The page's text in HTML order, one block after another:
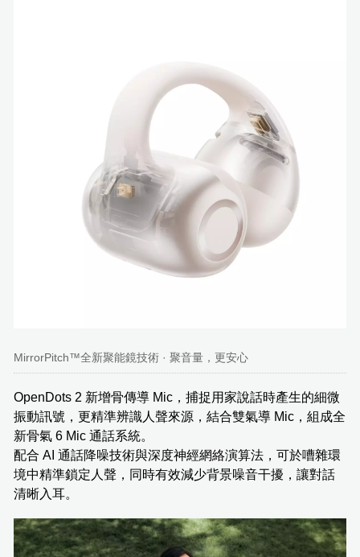
MirrorPitch™全新聚能鏡技術 · 聚音量，更安心
OpenDots 2 新增骨傳導 Mic，捕捉用家說話時產生的細微
振動訊號，更精準辨識人聲來源，結合雙氣導 Mic，組成全
新骨氣 6 Mic 通話系統。
配合 AI 通話降噪技術與深度神經網絡演算法，可於嘈雜環
境中精準鎖定人聲，同時有效減少背景噪音干擾，讓對話
清晰入耳。